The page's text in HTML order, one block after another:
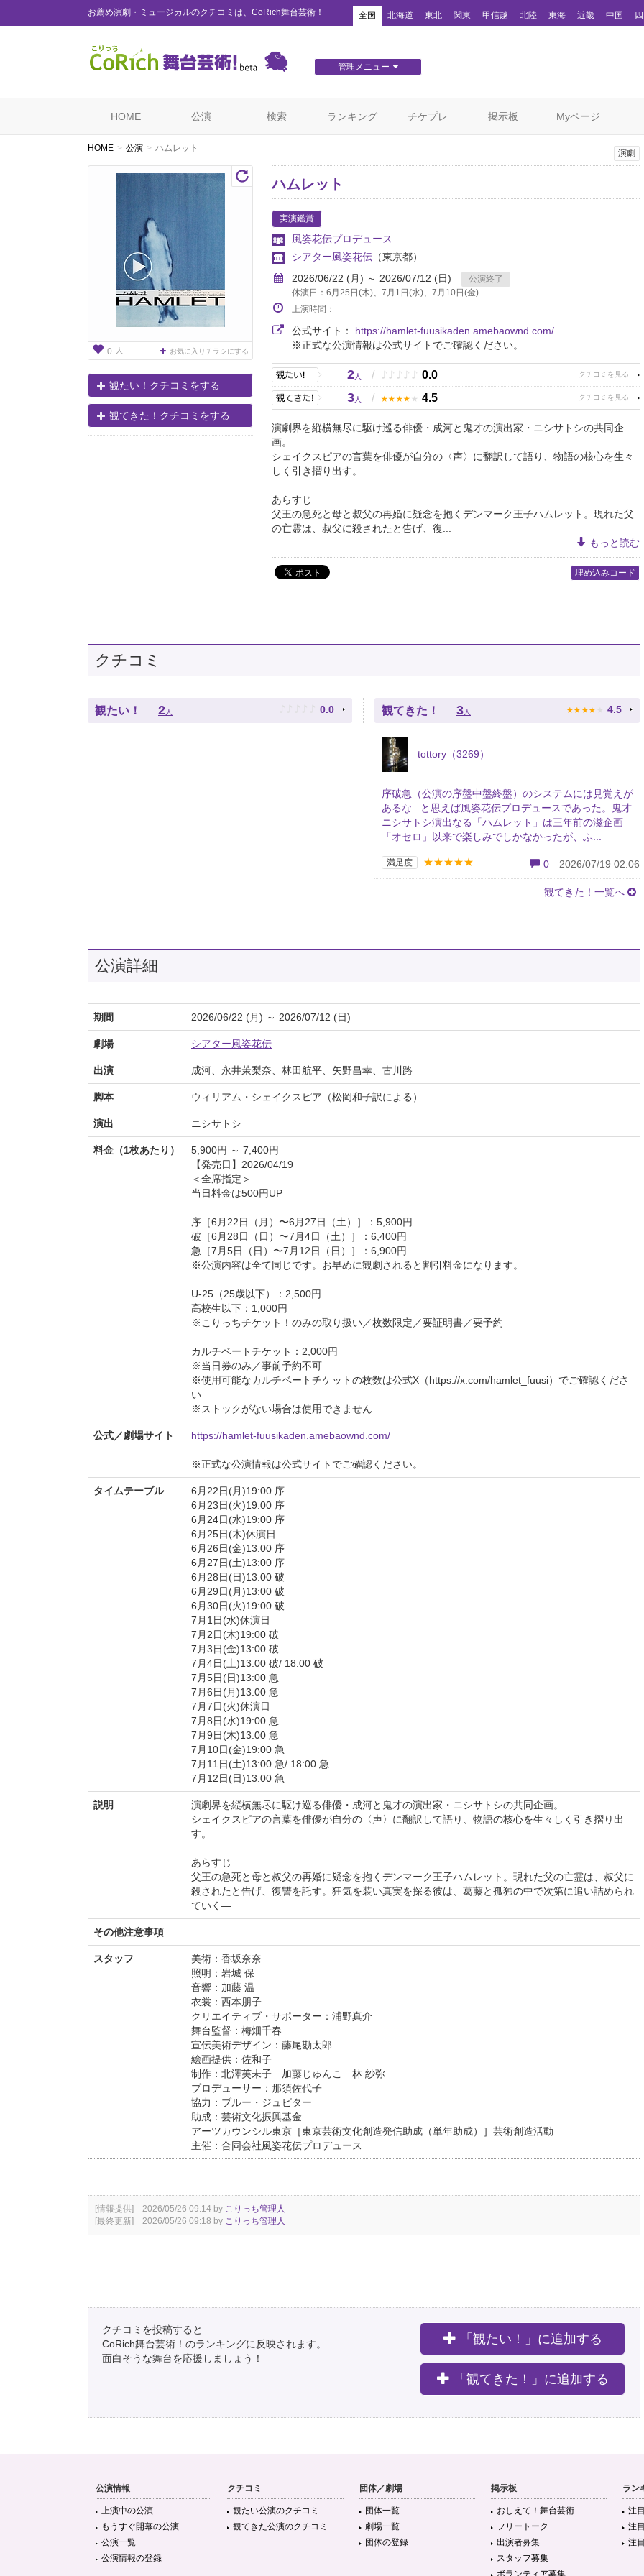
お薦め演劇・ミュージカルのクチコミは、CoRich舞台芸術！ 全国 北海道 東北 関東 甲信越 北陸 東海 近畿 中国
管理メニュー
HOME 公演 検索 ランキング チケプレ 掲示板 Myページ
HOME 公演 ハムレット
0 人 お気に入りチラシにする
観たい！クチコミをする
観てきた！クチコミをする
演劇
ハムレット
実演鑑賞
風姿花伝プロデュース
シアター風姿花伝 （東京都）
2026/06/22 (月) ～ 2026/07/12 (日)
公演終了
休演日：6月25日(木)、7月1日(水)、7月10日(金)
上演時間：
公式サイト： https://hamlet-fuusikaden.amebaownd.com/
※正式な公演情報は公式サイトでご確認ください。
2人 / ♪ ♪ ♪ ♪ ♪ 0.0
3人 / ★ ★ ★ ★ ★ 4.5
演劇界を縦横無尽に駆け巡る俳優・成河と鬼才の演出家・ニシサトシの共同企
画。
シェイクスピアの言葉を俳優が自分の〈声〉に翻訳して語り、物語の核心を生々
しく引き摺り出す。
あらすじ
父王の急死と母と叔父の再婚に疑念を抱くデンマーク王子ハムレット。現れた父
の亡霊は、叔父に殺されたと告げ、復...
もっと読む
埋め込みコード
クチコミ
観たい！ 2 人 ♪ ♪ ♪ ♪ ♪ 0.0 観てきた！ 3 人 ★ ★ ★ ★ ★ 4.5
tottory（3269）
序破急（公演の序盤中盤終盤）のシステムには見覚えが
あるな...と思えば風姿花伝プロデュースであった。鬼才
ニシサトシ演出なる「ハムレット」は三年前の滋企画
「オセロ」以来で楽しみでしかなかったが、ふ...
満足度 ★★★★★ 0 2026/07/19 02:06
観てきた！一覧へ
公演詳細
期間 2026/06/22 (月) ～ 2026/07/12 (日)
劇場 シアター風姿花伝
出演 成河、永井茉梨奈、林田航平、矢野昌幸、古川路
脚本 ウィリアム・シェイクスピア（松岡和子訳による）
演出 ニシサトシ
料金（1枚あたり）
5,900円 ～ 7,400円
【発売日】2026/04/19
＜全席指定＞
当日料金は500円UP
序［6月22日（月）〜6月27日（土）］：5,900円
破［6月28日（日）〜7月4日（土）］：6,400円
急［7月5日（日）〜7月12日（日）］：6,900円
※公演内容は全て同じです。お早めに観劇されると割引料金になります。
U-25（25歳以下）：2,500円
高校生以下：1,000円
※こりっちチケット！のみの取り扱い／枚数限定／要証明書／要予約
カルチベートチケット：2,000円
※当日券のみ／事前予約不可
※使用可能なカルチベートチケットの枚数は公式X（https://x.com/hamlet_fuusi）でご確認くださ
い
※ストックがない場合は使用できません
公式／劇場サイト https://hamlet-fuusikaden.amebaownd.com/
※正式な公演情報は公式サイトでご確認ください。
タイムテーブル
6月22日(月)19:00 序
6月23日(火)19:00 序
6月24日(水)19:00 序
6月25日(木)休演日
6月26日(金)13:00 序
6月27日(土)13:00 序
6月28日(日)13:00 破
6月29日(月)13:00 破
6月30日(火)19:00 破
7月1日(水)休演日
7月2日(木)19:00 破
7月3日(金)13:00 破
7月4日(土)13:00 破/ 18:00 破
7月5日(日)13:00 急
7月6日(月)13:00 急
7月7日(火)休演日
7月8日(水)19:00 急
7月9日(木)13:00 急
7月10日(金)19:00 急
7月11日(土)13:00 急/ 18:00 急
7月12日(日)13:00 急
説明
演劇界を縦横無尽に駆け巡る俳優・成河と鬼才の演出家・ニシサトシの共同企画。
シェイクスピアの言葉を俳優が自分の〈声〉に翻訳して語り、物語の核心を生々しく引き摺り出
す。
あらすじ
父王の急死と母と叔父の再婚に疑念を抱くデンマーク王子ハムレット。現れた父の亡霊は、叔父に
殺されたと告げ、復讐を託す。狂気を装い真実を探る彼は、葛藤と孤独の中で次第に追い詰められ
ていく—
その他注意事項
スタッフ
美術：香坂奈奈
照明：岩城 保
音響：加藤 温
衣裳：西本朋子
クリエイティブ・サポーター：浦野真介
舞台監督：梅畑千春
宣伝美術デザイン：藤尾勘太郎
絵画提供：佐和子
制作：北澤芙未子 加藤じゅんこ 林 紗弥
プロデューサー：那須佐代子
協力：ブルー・ジュピター
助成：芸術文化振興基金
アーツカウンシル東京［東京芸術文化創造発信助成（単年助成）］芸術創造活動
主催：合同会社風姿花伝プロデュース
[情報提供] 2026/05/26 09:14 by こりっち管理人
[最終更新] 2026/05/26 09:18 by こりっち管理人
クチコミを投稿すると
CoRich舞台芸術！のランキングに反映されます。
面白そうな舞台を応援しましょう！
「観たい！」に追加する
「観てきた！」に追加する
公演情報
上演中の公演
もうすぐ開幕の公演
公演一覧
公演情報の登録
クチコミ
観たい公演のクチコミ
観てきた公演のクチコミ
団体／劇場
団体一覧
劇場一覧
団体の登録
掲示板
おしえて！舞台芸術
フリートーク
出演者募集
スタッフ募集
ボランティア募集
ラン
注
注
注